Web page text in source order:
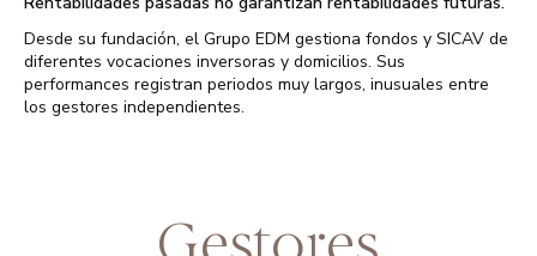
Desde su fundación, el Grupo EDM gestiona fondos y SICAV de
diferentes vocaciones inversoras y domicilios. Sus
performances registran periodos muy largos, inusuales entre
los gestores independientes.